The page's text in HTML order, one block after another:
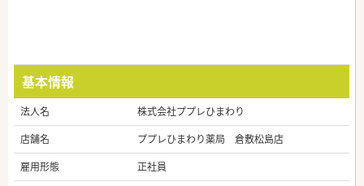
基本情報
法人名
株式会社ププレひまわり
店舗名
ププレひまわり薬局 倉敷松島店
雇用形態
正社員